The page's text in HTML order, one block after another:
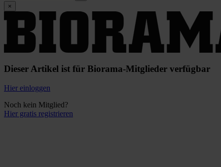
×
Dieser Artikel ist für Biorama-Mitglieder verfügbar
Hier einloggen
Noch kein Mitglied?
Hier gratis registrieren